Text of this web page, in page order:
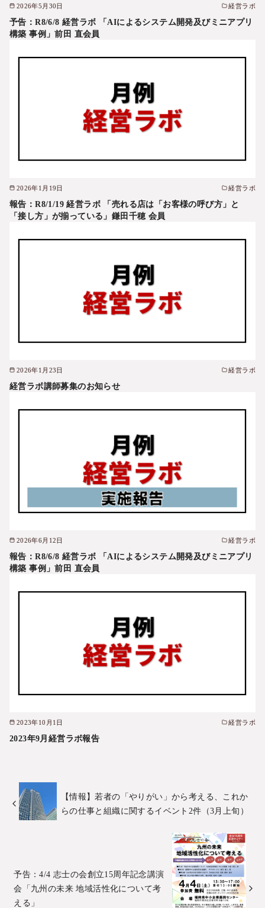
2026年5月30日 経営ラボ
予告：R8/6/8 経営ラボ 「AIによるシステム開発及びミニアプリ
構築 事例」前田 直会員
2026年1月19日 経営ラボ
報告：R8/1/19 経営ラボ 「売れる店は「お客様の呼び方」と
「接し方」が揃っている」鎌田千穂 会員
2026年1月23日 経営ラボ
経営ラボ講師募集のお知らせ
2026年6月12日 経営ラボ
報告：R8/6/8 経営ラボ 「AIによるシステム開発及びミニアプリ
構築 事例」前田 直会員
2023年10月1日 経営ラボ
2023年9月経営ラボ報告
【情報】若者の「やりがい」から考える、これか
らの仕事と組織に関するイベント2件（3月上旬）
予告：4/4 志士の会創立15周年記念講演
会「九州の未来 地域活性化について考
える」